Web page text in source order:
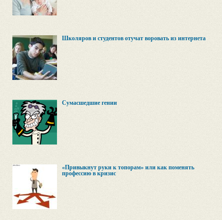
Школяров и студентов отучат воровать из интернета
Сумасшедшие гении
«Привыкнут руки к топорам» или как поменять
профессию в кризис